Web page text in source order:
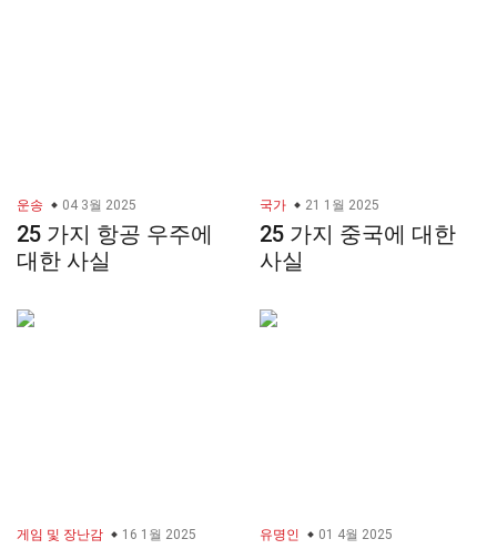
운송 04 3월 2025
25 가지 항공 우주에
대한 사실
국가 21 1월 2025
25 가지 중국에 대한
사실
게임 및 장난감 16 1월 2025 유명인 01 4월 2025